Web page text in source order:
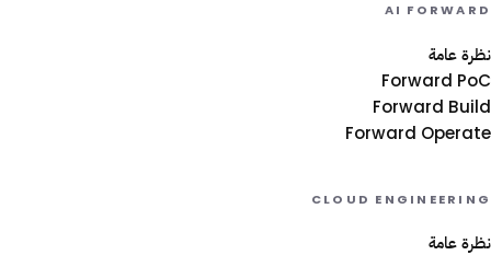
AI FORWARD
نظرة عامة
Forward PoC
Forward Build
Forward Operate
CLOUD ENGINEERING
نظرة عامة